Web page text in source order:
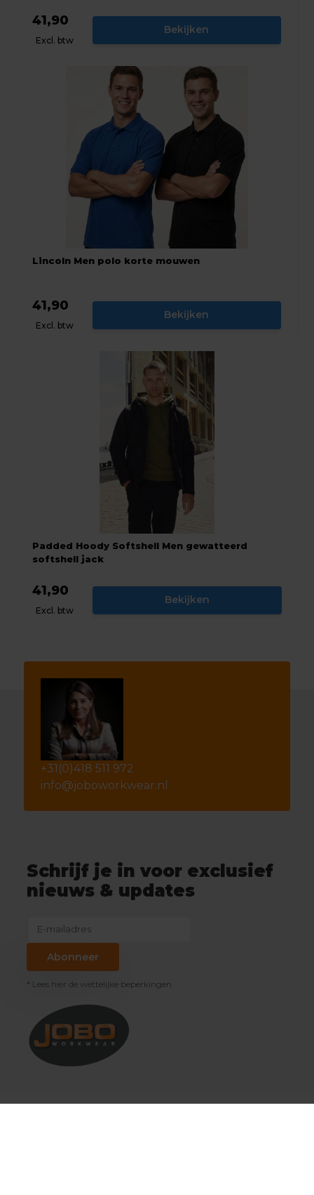
41,90
Excl. btw
Bekijken
Lincoln Men polo korte mouwen
41,90
Excl. btw
Bekijken
Padded Hoody Softshell Men gewatteerd
softshell jack
41,90
Excl. btw
Bekijken
+31(0)418 511 972
info@joboworkwear.nl
Schrijf je in voor exclusief
nieuws & updates
Abonneer
* Lees hier de wettelijke beperkingen